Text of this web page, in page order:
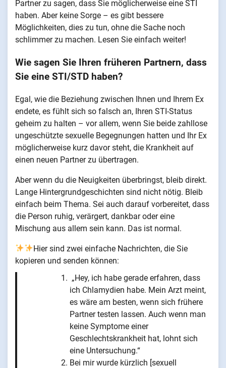
Partner zu sagen, dass Sie möglicherweise eine STI
haben. Aber keine Sorge – es gibt bessere
Möglichkeiten, dies zu tun, ohne die Sache noch
schlimmer zu machen. Lesen Sie einfach weiter!
Wie sagen Sie Ihren früheren Partnern, dass
Sie eine STI/STD haben?
Egal, wie die Beziehung zwischen Ihnen und Ihrem Ex
endete, es fühlt sich so falsch an, Ihren STI-Status
geheim zu halten – vor allem, wenn Sie beide zahllose
ungeschützte sexuelle Begegnungen hatten und Ihr Ex
möglicherweise kurz davor steht, die Krankheit auf
einen neuen Partner zu übertragen.
Aber wenn du die Neuigkeiten überbringst, bleib direkt.
Lange Hintergrundgeschichten sind nicht nötig. Bleib
einfach beim Thema. Sei auch darauf vorbereitet, dass
die Person ruhig, verärgert, dankbar oder eine
Mischung aus allem sein kann. Das ist normal.
Hier sind zwei einfache Nachrichten, die Sie
kopieren und senden können:
„Hey, ich habe gerade erfahren, dass
ich Chlamydien habe. Mein Arzt meint,
es wäre am besten, wenn sich frühere
Partner testen lassen. Auch wenn man
keine Symptome einer
Geschlechtskrankheit hat, lohnt sich
eine Untersuchung.“
Bei mir wurde kürzlich [sexuell